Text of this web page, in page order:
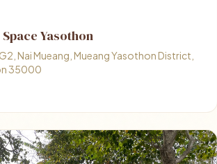
Yasothon
Nai Mueang, Mueang Yasothon District,
35000